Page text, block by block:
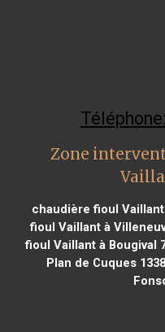
Zone
chaudière fioul
fioul Vaillant à
fioul Vaillant à Bougival
Plan de Cuques